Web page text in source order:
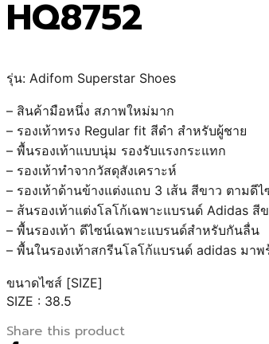
HQ8752
รุ่น: Adifom Superstar Shoes
– สินค้ามือหนึ่ง สภาพใหม่มาก
– รองเท้าทรง Regular fit สีดำ สำหรับผู้ชาย
– พื้นรองเท้าแบบนุ่ม รองรับแรงกระแทก
– รองเท้าทำจากวัสดุสังเคราะห์
– รองเท้าด้านข้างแต่งแถบ 3 เส้น สีขาว ตามดี
– ส้นรองเท้าแต่งโลโก้เฉพาะแบรนด์ Adidas
– พื้นรองเท้า ดีไซน์เฉพาะแบรนด์สำหรับกันลื่น
– พื้นในรองเท้าสกรีนโลโก้แบรนด์ adidas มาพ
ขนาดไซส์ [SIZE]
SIZE : 38.5
Share this product